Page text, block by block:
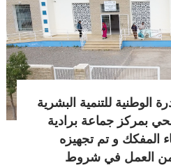
الوطنية للتنمية البشرية
بمركز جماعة برادية
المفكك و تم تجهيزه
العمل في شروط